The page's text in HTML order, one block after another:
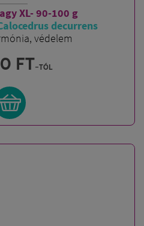
XL- 90-100 g
decurrens
védelem
FT-tól